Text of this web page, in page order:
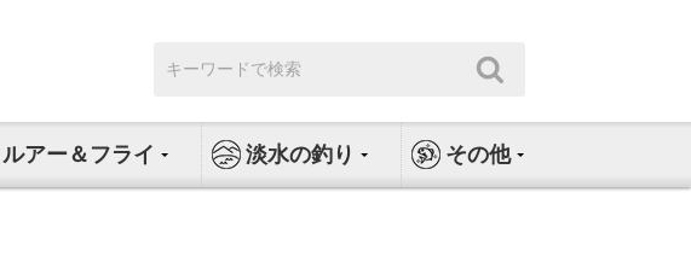
索:
ルアー＆フライ 淡水の釣り その他